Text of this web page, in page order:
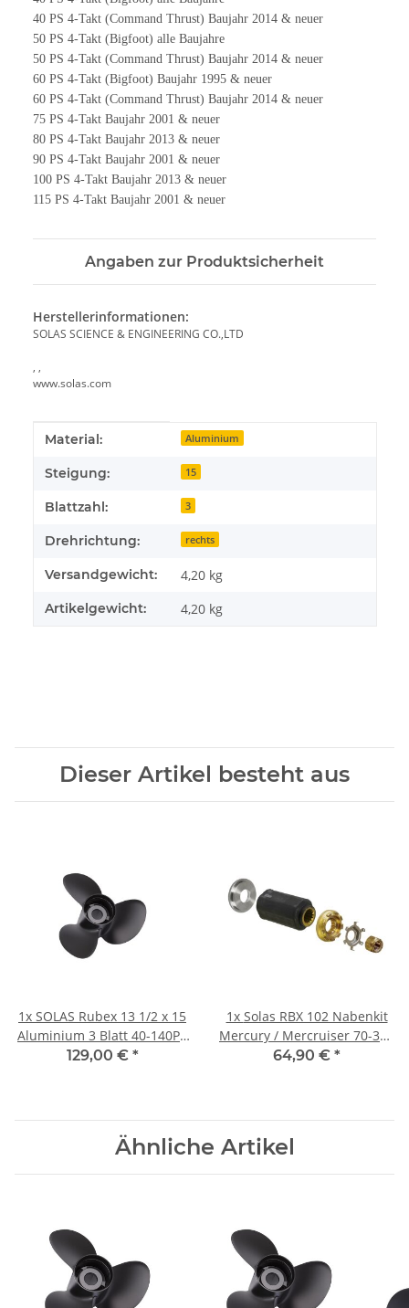
40 PS 4-Takt (Command Thrust) Baujahr 2014 & neuer
50 PS 4-Takt (Bigfoot) alle Baujahre
50 PS 4-Takt (Command Thrust) Baujahr 2014 & neuer
60 PS 4-Takt (Bigfoot) Baujahr 1995 & neuer
60 PS 4-Takt (Command Thrust) Baujahr 2014 & neuer
75 PS 4-Takt Baujahr 2001 & neuer
80 PS 4-Takt Baujahr 2013 & neuer
90 PS 4-Takt Baujahr 2001 & neuer
100 PS 4-Takt Baujahr 2013 & neuer
115 PS 4-Takt Baujahr 2001 & neuer
Angaben zur Produktsicherheit
Herstellerinformationen:
SOLAS SCIENCE & ENGINEERING CO.,LTD
, ,
www.solas.com
Produkteigenschaft
Wert
Material: Aluminium
Steigung: 15
Blattzahl: 3
Drehrichtung: rechts
Versandgewicht: 4,20 kg
Artikelgewicht: 4,20 kg
Dieser Artikel besteht aus
1x SOLAS Rubex 13 1/2 x 15
Aluminium 3 Blatt 40-140PS
4 1/4" Getriebe
129,00 € *
1x Solas RBX 102 Nabenkit
Mercury / Mercruiser 70-300
PS
64,90 € *
Ähnliche Artikel